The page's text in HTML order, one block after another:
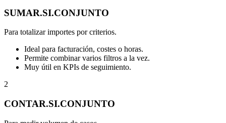
SUMAR.SI.CONJUNTO
Para totalizar importes por criterios.
Ideal para facturación, costes o horas.
Permite combinar varios filtros a la vez.
Muy útil en KPIs de seguimiento.
2
CONTAR.SI.CONJUNTO